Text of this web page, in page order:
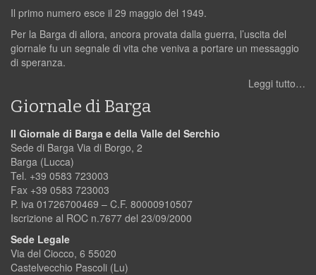
Il primo numero esce il 29 maggio del 1949.
Per la Barga di allora, ancora provata dalla guerra, l’uscita del
giornale fu un segnale di vita che veniva a portare un messaggio
di speranza.
Leggi tutto…
Giornale di Barga
Il Giornale di Barga e della Valle del Serchio
Sede di Barga Via di Borgo, 2
Barga (Lucca)
Tel. +39 0583 723003
Fax +39 0583 723003
P. iva 01726700469 – C.F. 80000910507
Iscrizione al ROC n.7677 del 23/09/2000
Sede Legale
Via del Ciocco, 6 55020
Castelvecchio Pascoli (Lu)